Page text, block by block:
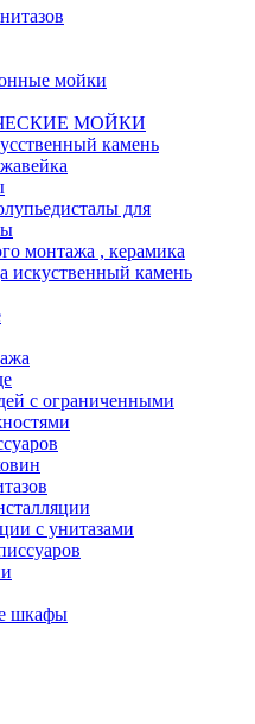
мойки
МОЙКИ
камень
для
монтажа , керамика
искуственный камень
с ограниченными
с унитазами
шкафы